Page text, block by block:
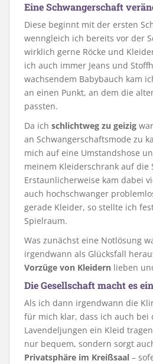
Eine Schwangerschaft
Diese beginnt mit der ersten
wenngleich ich bereits vor der
wirklich gerne Röcke und
ich auch immer Jeans und
wachsendem Babybauch kam
an einen Punkt, an dem die
passten.
Da ich schlichtweg zu geizig
an Schwangerschaftsmode zu
mich auf eine Umstandshose
meinem Kleiderschrank auf die
Erstaunlicherweise kam dabei
auch hochschwanger
gerade Kleider, so stellte ich
Spielraum.
Was zunächst eine Notlösung
irgendwann als Glücksfall
Vorzüge von Kleidern lieben
Die Gesellschaft macht es
Als ich dann irgendwann die
für mich klar, dass ich auch bei
Lavendeljungen ein Kleid
nur bequem, sondern sorgt
Privatsphäre im Kreißsaal –